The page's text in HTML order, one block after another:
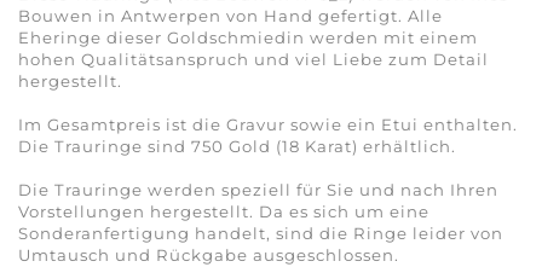
Bouwen in Antwerpen von Hand gefertigt. Alle
Eheringe dieser Goldschmiedin werden mit einem
hohen Qualitätsanspruch und viel Liebe zum Detail
hergestellt.
Im Gesamtpreis ist die Gravur sowie ein Etui enthalten.
Die Trauringe sind 750 Gold (18 Karat) erhältlich.
Die Trauringe werden speziell für Sie und nach Ihren
Vorstellungen hergestellt. Da es sich um eine
Sonderanfertigung handelt, sind die Ringe leider von
Umtausch und Rückgabe ausgeschlossen.